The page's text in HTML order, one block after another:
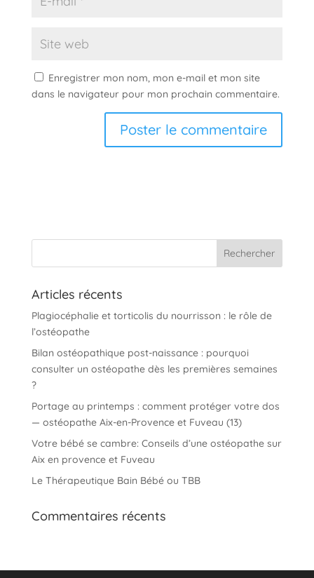
Enregistrer mon nom, mon e-mail et mon site
dans le navigateur pour mon prochain commentaire.
Articles récents
Plagiocéphalie et torticolis du nourrisson : le rôle de
l’ostéopathe
Bilan ostéopathique post-naissance : pourquoi
consulter un ostéopathe dès les premières semaines
?
Portage au printemps : comment protéger votre dos
— ostéopathe Aix-en-Provence et Fuveau (13)
Votre bébé se cambre: Conseils d’une ostéopathe sur
Aix en provence et Fuveau
Le Thérapeutique Bain Bébé ou TBB
Commentaires récents